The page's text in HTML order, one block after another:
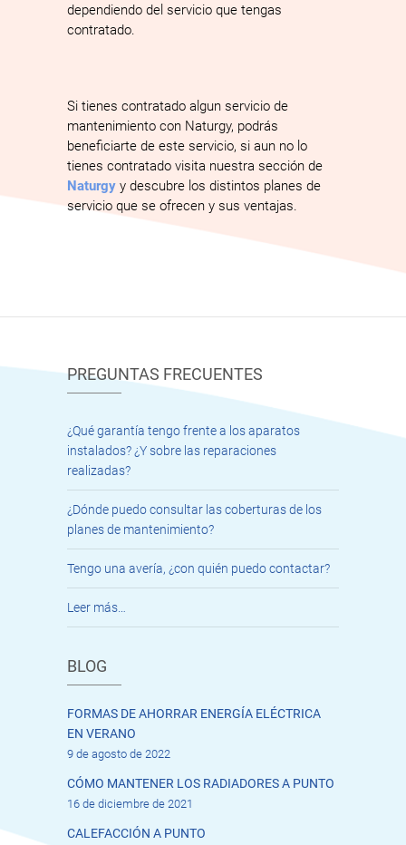
dependiendo del servicio que tengas
contratado.
Si tienes contratado algun servicio de
mantenimiento con Naturgy, podrás
beneficiarte de este servicio, si aun no lo
tienes contratado visita nuestra sección de
Naturgy y descubre los distintos planes de
servicio que se ofrecen y sus ventajas.
PREGUNTAS FRECUENTES
¿Qué garantía tengo frente a los aparatos
instalados? ¿Y sobre las reparaciones
realizadas?
¿Dónde puedo consultar las coberturas de los
planes de mantenimiento?
Tengo una avería, ¿con quién puedo contactar?
Leer más…
BLOG
FORMAS DE AHORRAR ENERGÍA ELÉCTRICA
EN VERANO
9 de agosto de 2022
CÓMO MANTENER LOS RADIADORES A PUNTO
16 de diciembre de 2021
CALEFACCIÓN A PUNTO